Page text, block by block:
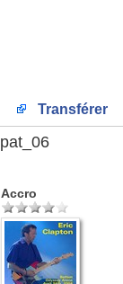
Transférer
pat_06
Accro